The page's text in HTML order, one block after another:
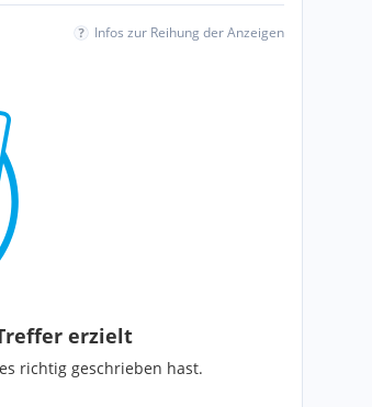
Infos zur Reihung der Anzeigen
erzielt
richtig geschrieben hast.